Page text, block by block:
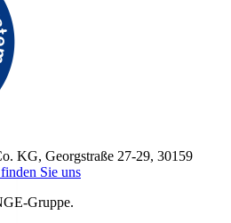
KG, Georgstraße 27-29, 30159
Sie uns
Gruppe.